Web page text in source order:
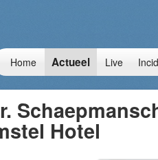
Home Actueel Live
Hotel